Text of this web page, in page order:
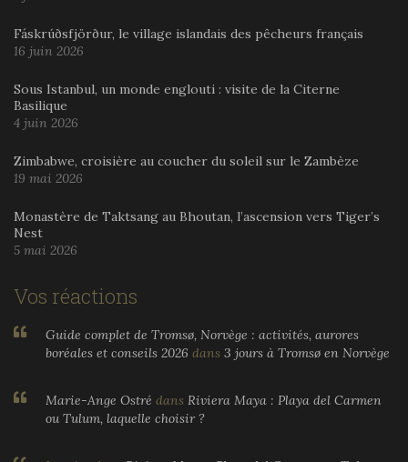
Fáskrúðsfjörður, le village islandais des pêcheurs français
16 juin 2026
Sous Istanbul, un monde englouti : visite de la Citerne
Basilique
4 juin 2026
Zimbabwe, croisière au coucher du soleil sur le Zambèze
19 mai 2026
Monastère de Taktsang au Bhoutan, l’ascension vers Tiger’s
Nest
5 mai 2026
Vos réactions
Guide complet de Tromsø, Norvège : activités, aurores
boréales et conseils 2026 dans 3 jours à Tromsø en Norvège
Marie-Ange Ostré dans Riviera Maya : Playa del Carmen
ou Tulum, laquelle choisir ?